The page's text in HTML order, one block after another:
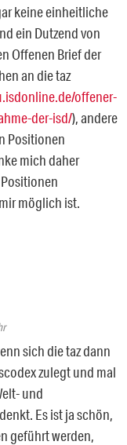
keine einheitliche
ein Dutzend von
Offenen Brief der
an die taz
offener-
der-isd/), andere
Positionen
mich daher
möglich ist.
sich die taz dann
zulegt und mal
und
Es ist ja schön,
geführt werden,